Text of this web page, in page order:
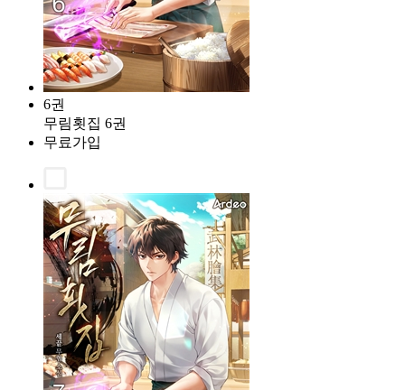
6권
무림횟집 6권
무료가입